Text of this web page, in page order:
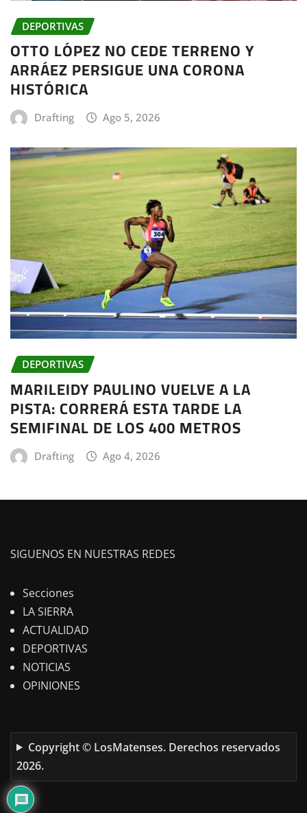
DEPORTIVAS
OTTO LÓPEZ NO CEDE TERRENO Y
ARRÁEZ PERSIGUE UNA CORONA
HISTÓRICA
Drafting Ago 5, 2026
DEPORTIVAS
MARILEIDY PAULINO VUELVE A LA
PISTA: CORRERÁ ESTA TARDE LA
SEMIFINAL DE LOS 400 METROS
Drafting Ago 4, 2026
SIGUENOS EN NUESTRAS REDES
Secciones
LA SIERRA
ACTUALIDAD
DEPORTIVAS
NOTICIAS
OPINIONES
Copyright © LosMatenses. Derechos reservados
2026.